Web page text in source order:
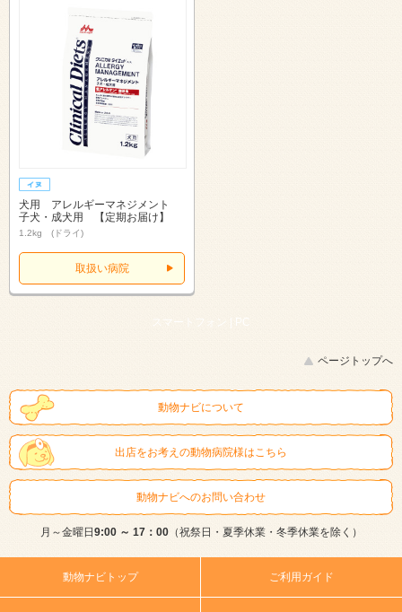
犬用 アレルギーマネジメント
子犬・成犬用 【定期お届け】
1.2kg (ドライ)
取扱い病院
スマートフォン | PC
ページトップへ
動物ナビについて
出店をお考えの動物病院様はこちら
動物ナビへのお問い合わせ
月～金曜日 9:00 ～ 17：00（祝祭日・夏季休業・冬季休業を除く）
動物ナビトップ ご利用ガイド